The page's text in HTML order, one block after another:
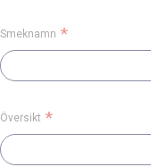
Smeknamn
Översikt